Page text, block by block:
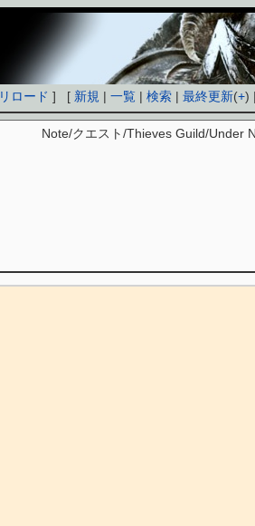
リロード ] [ 新規 |一覧 |検索 |最終更新(+)
Note/クエスト/Thieves Guild/Under